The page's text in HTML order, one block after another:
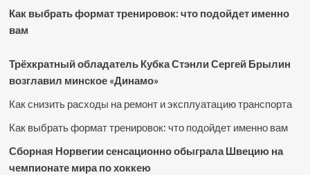
Как выбрать формат тренировок: что подойдет именно
вам
Трёхкратный обладатель Кубка Стэнли Сергей Брылин
возглавил минское «Динамо»
Как снизить расходы на ремонт и эксплуатацию транспорта
Как выбрать формат тренировок: что подойдет именно вам
Сборная Норвегии сенсационно обыграла Швецию на
чемпионате мира по хоккею